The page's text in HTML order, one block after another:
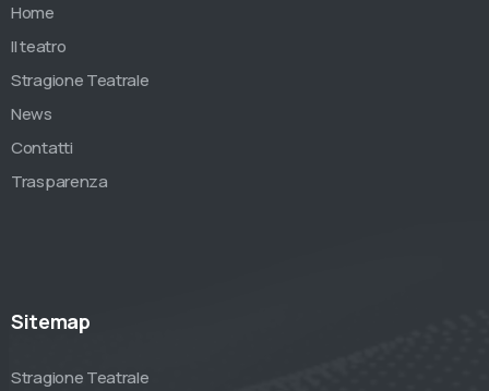
Home
Il teatro
Stragione Teatrale
News
Contatti
Trasparenza
Sitemap
Stragione Teatrale